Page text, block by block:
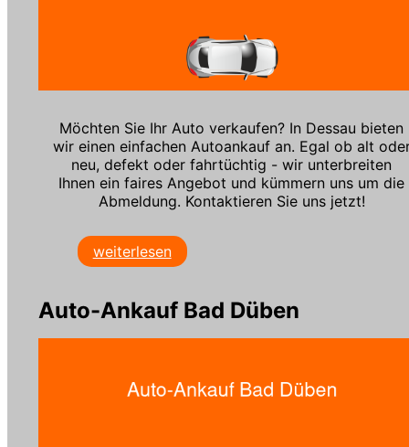
Möchten Sie Ihr Auto verkaufen? In Dessau bieten
wir einen einfachen Autoankauf an. Egal ob alt
neu, defekt oder fahrtüchtig - wir unterbreiten
Ihnen ein faires Angebot und kümmern uns um die
Abmeldung. Kontaktieren Sie uns jetzt!
weiterlesen
Auto-Ankauf Bad Düben